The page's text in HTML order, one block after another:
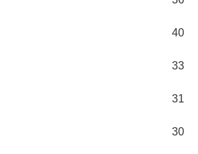
40
33
31
30